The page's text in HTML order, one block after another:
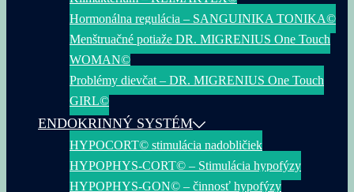
Hormonálna regulácia – SANGUINIKA TONIKA©
Menštruačné potiaže DR. MIGRENIUS One Touch
WOMAN©
Problémy dievčat – DR. MIGRENIUS One Touch
GIRL©
ENDOKRINNÝ SYSTÉM
HYPOCORT© stimulácia nadobličiek
HYPOPHYS-CORT© – Stimulácia hypofýzy
HYPOPHYS-GON© – činnosť hypofýzy